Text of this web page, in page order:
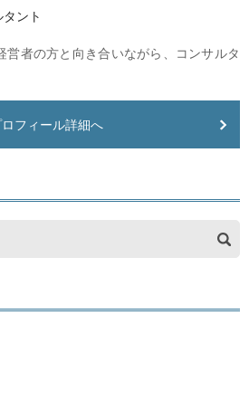
ント
営者の方と向き合いながら、コンサルタ
ロフィール詳細へ